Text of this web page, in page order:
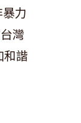
力
灣
和諧